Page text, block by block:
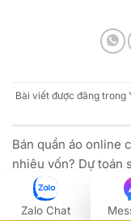
Bài viết được đăng trong
Bán quần áo online
nhiêu vốn? Dự toán
CHI PHÍ
Zalo Chat